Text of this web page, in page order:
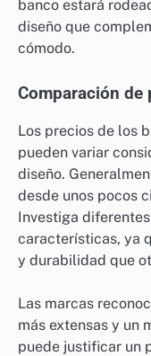
banco estará
diseño que
cómodo.
Comparación de
Los precios de los
pueden variar
diseño.
desde unos pocos
Investiga
características, ya
y durabilidad que
Las marcas
más extensas y un
puede justificar un